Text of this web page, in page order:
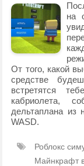
на
От того, какой
средстве
встретятся
кабриолета,
дельтаплана из
WASD.
Роблокс
Майнкрафт